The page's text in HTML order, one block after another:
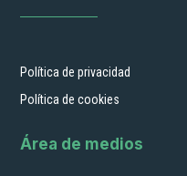
Política de privacidad
Política de cookies
Área de medios